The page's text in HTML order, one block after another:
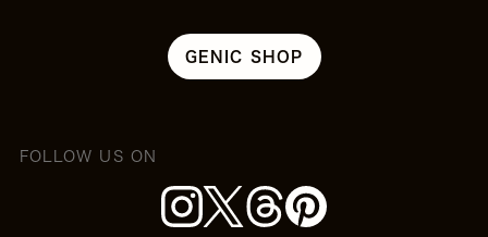
GENIC SHOP
FOLLOW US ON